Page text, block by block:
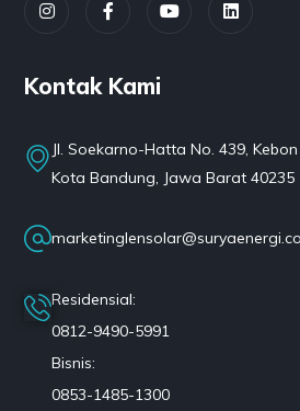
Kontak Kami
Jl. Soekarno-Hatta No. 439,
Kota Bandung, Jawa Barat 40235
Residensial:
0812-9490-5991
Bisnis:
0853-1485-1300